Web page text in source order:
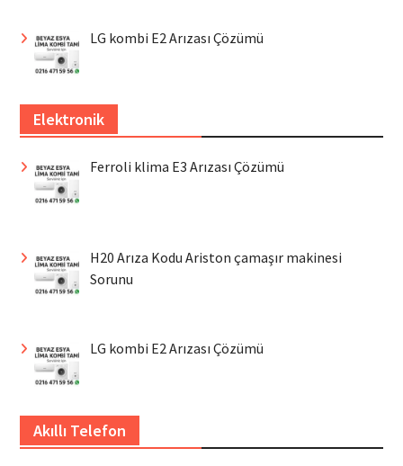
LG kombi E2 Arızası Çözümü
Elektronik
Ferroli klima E3 Arızası Çözümü
H20 Arıza Kodu Ariston çamaşır makinesi
Sorunu
LG kombi E2 Arızası Çözümü
Akıllı Telefon